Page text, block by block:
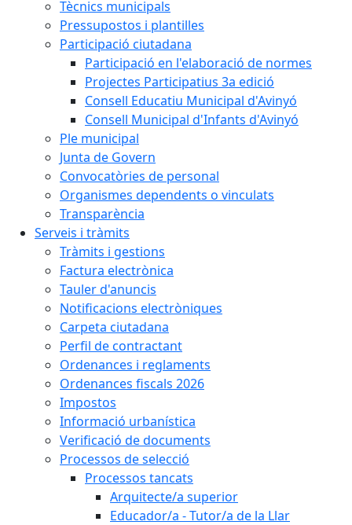
Tècnics municipals
Pressupostos i plantilles
Participació ciutadana
Participació en l'elaboració de normes
Projectes Participatius 3a edició
Consell Educatiu Municipal d'Avinyó
Consell Municipal d'Infants d'Avinyó
Ple municipal
Junta de Govern
Convocatòries de personal
Organismes dependents o vinculats
Transparència
Serveis i tràmits
Tràmits i gestions
Factura electrònica
Tauler d'anuncis
Notificacions electròniques
Carpeta ciutadana
Perfil de contractant
Ordenances i reglaments
Ordenances fiscals 2026
Impostos
Informació urbanística
Verificació de documents
Processos de selecció
Processos tancats
Arquitecte/a superior
Educador/a - Tutor/a de la Llar